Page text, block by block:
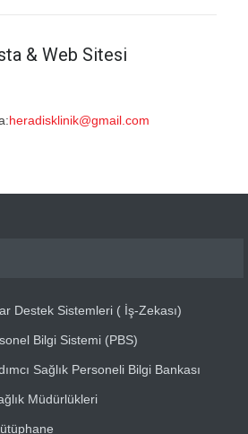
& Web Sitesi
heradisklinik@gmail.com
Destek Sistemleri ( İş-Zekası)
Bilgi Sistemi (PBS)
Sağlık Personeli Bilgi Bankası
Müdürlükleri